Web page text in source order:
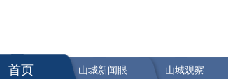
首页 山城新闻眼 山城观察